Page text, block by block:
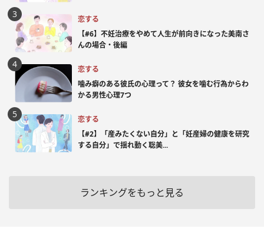
恋する
【#6】不妊治療をやめて人生が前向きになった美南さ
んの場合・後編
恋する
噛み癖のある彼氏の心理って？ 彼女を噛む行為からわ
かる男性心理7つ
恋する
【#2】「産みたくない自分」と「妊産婦の健康を研究
する自分」で揺れ動く聡美...
ランキングをもっと見る